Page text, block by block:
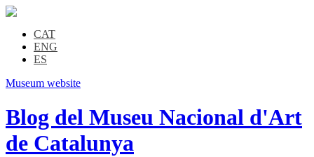
CAT
ENG
ES
Museum website
Blog del Museu Nacional d'Art
de Catalunya